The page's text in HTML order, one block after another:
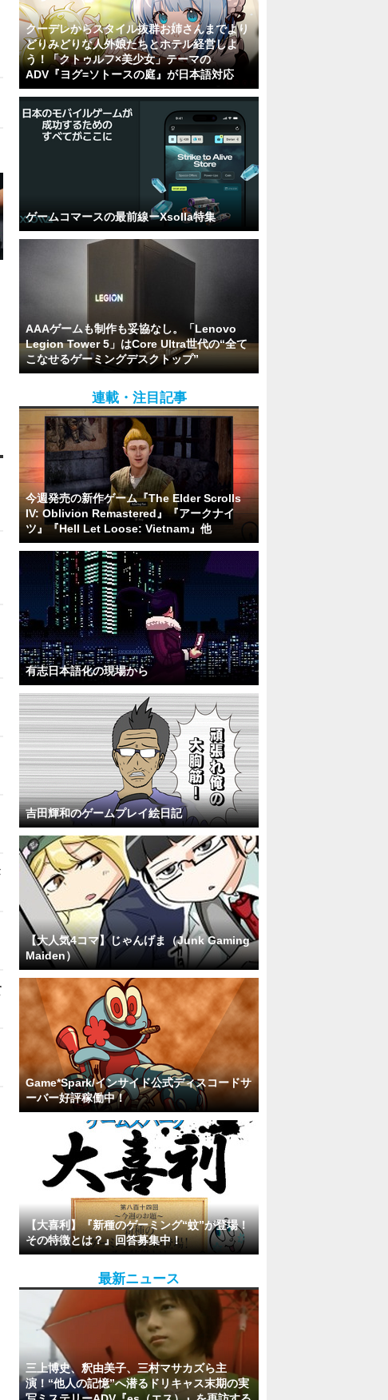
クーデレからスタイル抜群お姉さんまでより
どりみどりな人外娘たちとホテル経営しよ
う！「クトゥルフ×美少女」テーマの
ADV『ヨグ=ソトースの庭』が日本語対応
ゲームコマースの最前線ーXsolla特集
AAAゲームも制作も妥協なし。「Lenovo
Legion Tower 5」はCore Ultra世代の“全て
こなせるゲーミングデスクトップ”
連載・注目記事
今週発売の新作ゲーム『The Elder Scrolls
IV: Oblivion Remastered』『アークナイ
ツ』『Hell Let Loose: Vietnam』他
有志日本語化の現場から
吉田輝和のゲームプレイ絵日記
【大人気4コマ】じゃんげま（Junk Gaming
Maiden）
Game*Spark/インサイド公式ディスコードサ
ーバー好評稼働中！
【大喜利】『新種のゲーミング“蚊”が登場！
その特徴とは？』回答募集中！
最新ニュース
三上博史、釈由美子、三村マサカズら主
演！“他人の記憶”へ潜るドリキャス末期の実